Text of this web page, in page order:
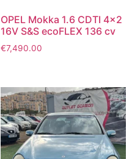
OPEL Mokka 1.6 CDTI 4×2
16V S&S ecoFLEX 136 cv
€7,490.00